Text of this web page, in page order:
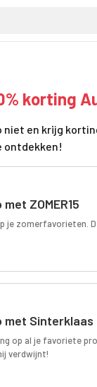
korting
en krijg
ontdekken!
ZOMER15
je zomerfavorieten.
met Sinterklaas
op al je favoriete
verdwijnt!